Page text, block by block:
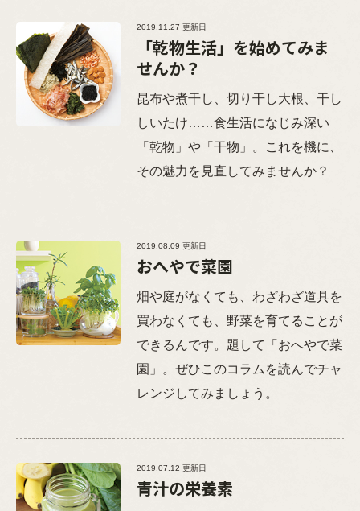
2019.11.27 更新日
「乾物生活」を始めてみま
せんか？
昆布や煮干し、切り干し大根、干し
しいたけ……食生活になじみ深い
「乾物」や「干物」。これを機に、
その魅力を見直してみませんか？
2019.08.09 更新日
おへやで菜園
畑や庭がなくても、わざわざ道具を
買わなくても、野菜を育てることが
できるんです。題して「おへやで菜
園」。ぜひこのコラムを読んでチャ
レンジしてみましょう。
2019.07.12 更新日
青汁の栄養素